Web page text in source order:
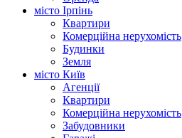
місто Ірпінь
Квартири
Комерційна нерухомість
Будинки
Земля
місто Київ
Агенції
Квартири
Комерційна нерухомість
Забудовники